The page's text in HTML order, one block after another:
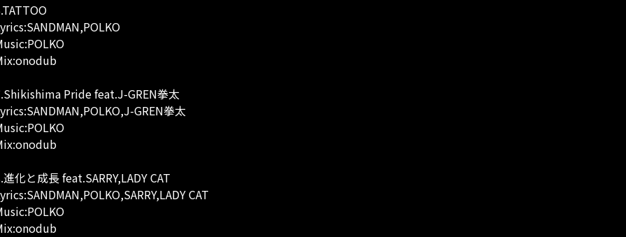
Pride feat.J-GREN拳太
GREN拳太
化と成長 feat.SARRY,LADY CAT
CAT